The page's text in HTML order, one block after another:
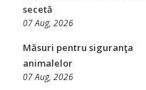
secetă
07 Aug, 2026
Măsuri pentru siguranţa
animalelor
07 Aug, 2026